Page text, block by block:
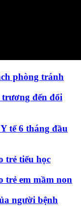
phòng tránh
đến đổi
tế 6 tháng đầu
trẻ tiểu học
trẻ em mầm non
người bệnh